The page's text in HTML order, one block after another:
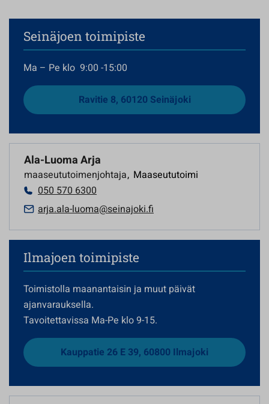
Seinäjoen toimipiste
Ma – Pe klo 9:00 -15:00
Ravitie 8, 60120 Seinäjoki
Ala-Luoma Arja
maaseututoimenjohtaja, Maaseututoimi
050 570 6300
arja.ala-luoma@seinajoki.fi
Ilmajoen toimipiste
Toimistolla maanantaisin ja muut päivät
ajanvarauksella.
Tavoitettavissa Ma-Pe klo 9-15.
Kauppatie 26 E 39, 60800 Ilmajoki